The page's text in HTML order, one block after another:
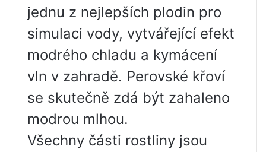
jednu z nejlepších plodin pro
simulaci vody, vytvářející efekt
modrého chladu a kymácení
vln v zahradě. Perovské křoví
se skutečně zdá být zahaleno
modrou mlhou.
Všechny části rostliny jsou